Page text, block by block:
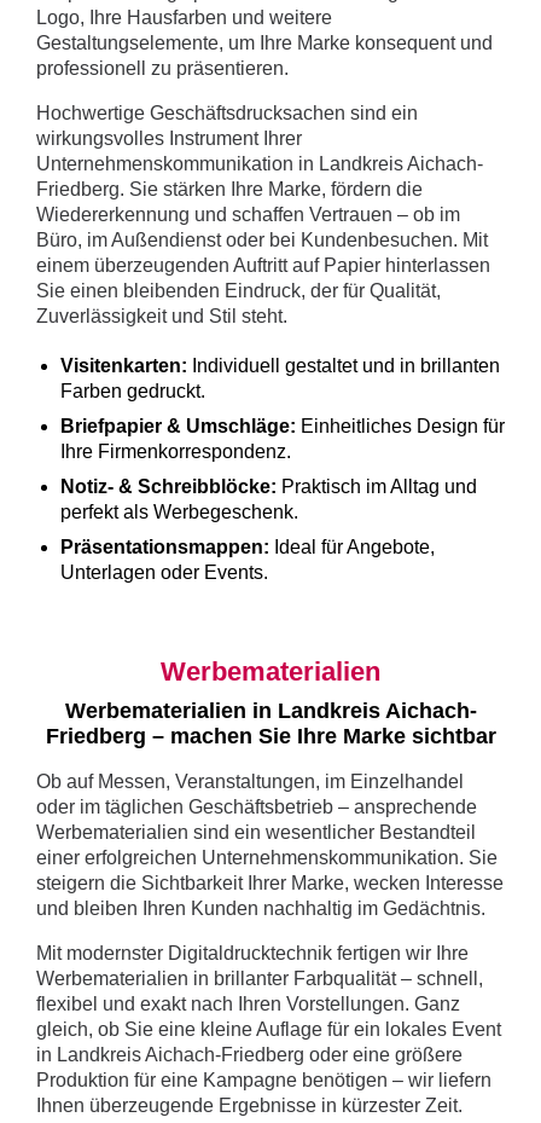
Logo, Ihre Hausfarben und weitere
Gestaltungselemente, um Ihre Marke konsequent und
professionell zu präsentieren.
Hochwertige Geschäftsdrucksachen sind ein
wirkungsvolles Instrument Ihrer
Unternehmenskommunikation in Landkreis Aichach-
Friedberg. Sie stärken Ihre Marke, fördern die
Wiedererkennung und schaffen Vertrauen – ob im
Büro, im Außendienst oder bei Kundenbesuchen. Mit
einem überzeugenden Auftritt auf Papier hinterlassen
Sie einen bleibenden Eindruck, der für Qualität,
Zuverlässigkeit und Stil steht.
Visitenkarten: Individuell gestaltet und in brillanten
Farben gedruckt.
Briefpapier & Umschläge: Einheitliches Design für
Ihre Firmenkorrespondenz.
Notiz- & Schreibblöcke: Praktisch im Alltag und
perfekt als Werbegeschenk.
Präsentationsmappen: Ideal für Angebote,
Unterlagen oder Events.
Werbematerialien
Werbematerialien in Landkreis Aichach-
Friedberg – machen Sie Ihre Marke sichtbar
Ob auf Messen, Veranstaltungen, im Einzelhandel
oder im täglichen Geschäftsbetrieb – ansprechende
Werbematerialien sind ein wesentlicher Bestandteil
einer erfolgreichen Unternehmenskommunikation. Sie
steigern die Sichtbarkeit Ihrer Marke, wecken Interesse
und bleiben Ihren Kunden nachhaltig im Gedächtnis.
Mit modernster Digitaldrucktechnik fertigen wir Ihre
Werbematerialien in brillanter Farbqualität – schnell,
flexibel und exakt nach Ihren Vorstellungen. Ganz
gleich, ob Sie eine kleine Auflage für ein lokales Event
in Landkreis Aichach-Friedberg oder eine größere
Produktion für eine Kampagne benötigen – wir liefern
Ihnen überzeugende Ergebnisse in kürzester Zeit.